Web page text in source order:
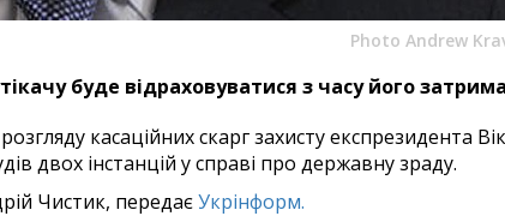
Photo Andrew
буде відраховуватися з часу його
касаційних скарг захисту експрезидента
двох інстанцій у справі про державну зраду.
Чистик, передаєУкрінформ.